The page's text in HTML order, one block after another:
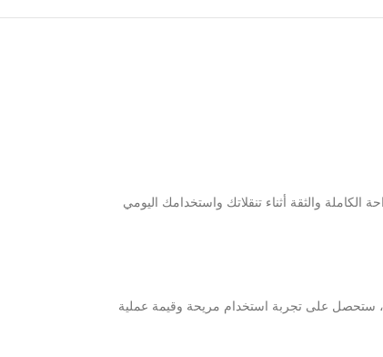
والثقة أثناء تنقلاتك واستخدامك اليومي
ستحصل على تجربة استخدام مريحة وقيمة عملية